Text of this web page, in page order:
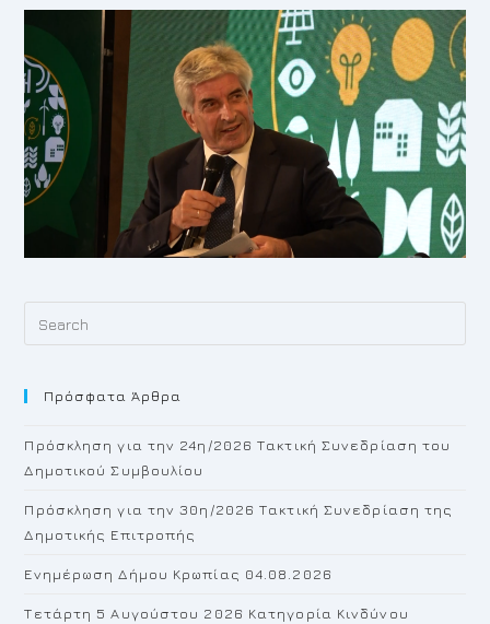
Πρόσφατα Άρθρα
Πρόσκληση για την 24η/2026 Τακτική Συνεδρίαση του
Δημοτικού Συμβουλίου
Πρόσκληση για την 30η/2026 Τακτική Συνεδρίαση της
Δημοτικής Επιτροπής
Ενημέρωση Δήμου Κρωπίας 04.08.2026
Τετάρτη 5 Αυγούστου 2026 Κατηγορία Κινδύνου